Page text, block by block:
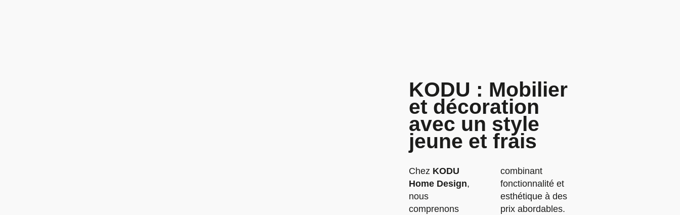
KODU : Mobilier
et décoration
avec un style
jeune et frais
Chez KODU
Home Design,
nous
comprenons
combinant
fonctionnalité et
esthétique à des
prix abordables.